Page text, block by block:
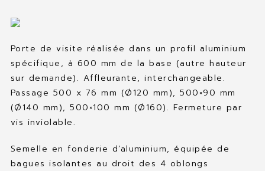
Porte de visite réalisée dans un profil aluminium
spécifique, à 600 mm de la base (autre hauteur
sur demande). Affleurante, interchangeable.
Passage 500 x 76 mm (Ø120 mm), 500×90 mm
(Ø140 mm), 500×100 mm (Ø160). Fermeture par
vis inviolable.
Semelle en fonderie d’aluminium, équipée de
bagues isolantes au droit des 4 oblongs